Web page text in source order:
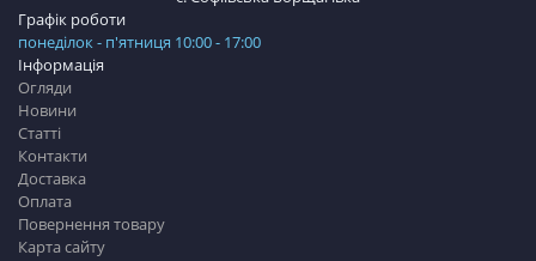
Інформація
Огляди
Новини
Статті
Контакти
Доставка
Оплата
Повернення товару
Карта сайту
Графік роботи
понеділок - п'ятниця 10:00 - 17:00